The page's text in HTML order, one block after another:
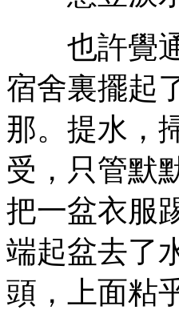
也許覺通
宿舍裏擺起
那。提水，
受，只管默
把一盆衣服
端起盆去了
頭，上面粘